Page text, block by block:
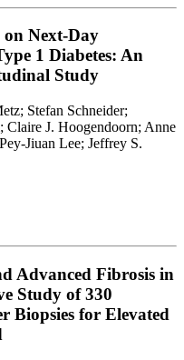
Next-Day
1 Diabetes: An
Study
Stefan Schneider;
Claire J. Hoogendoorn; Anne
Jiuan Lee; Jeffrey S.
Advanced Fibrosis in
Study of 330
Biopsies for Elevated